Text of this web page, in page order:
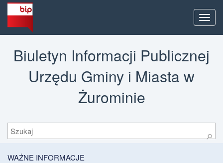
Menu
Biuletyn Informacji Publicznej
Urzędu Gminy i Miasta w
Żurominie
Szukaj
⚲
WAŻNE INFORMACJE